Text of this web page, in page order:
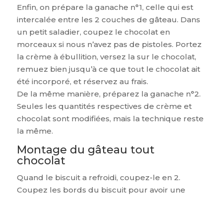
Enfin, on prépare la ganache n°1, celle qui est
intercalée entre les 2 couches de gâteau. Dans
un petit saladier, coupez le chocolat en
morceaux si nous n’avez pas de pistoles. Portez
la crème à ébullition, versez la sur le chocolat,
remuez bien jusqu’à ce que tout le chocolat ait
été incorporé, et réservez au frais.
De la même manière, préparez la ganache n°2.
Seules les quantités respectives de crème et
chocolat sont modifiées, mais la technique reste
la même.
Montage du gâteau tout
chocolat
Quand le biscuit a refroidi, coupez-le en 2.
Coupez les bords du biscuit pour avoir une